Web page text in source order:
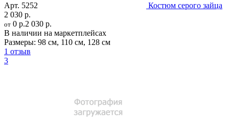
Арт. 5252
Костюм серого зайца
2 030 р.
от 0 р.2 030 р.
В наличии на маркетплейсах
Размеры: 98 см, 110 см, 128 см
1 отзыв
3